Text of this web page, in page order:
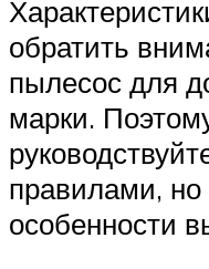
обратить
пылесос для
марки.
правилами,
особенности